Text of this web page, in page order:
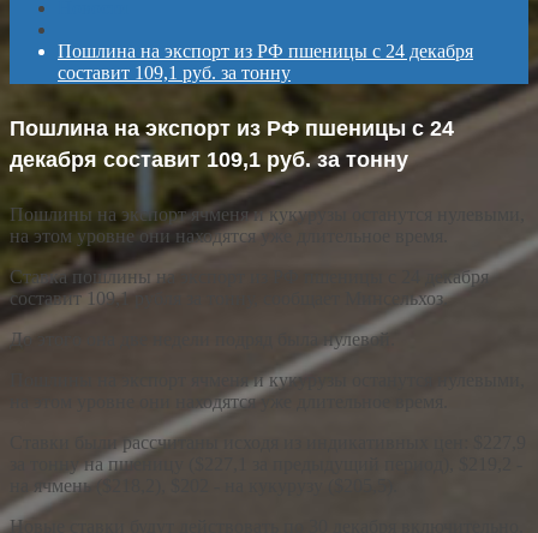
Пошлина на экспорт из РФ пшеницы с 24 декабря
составит 109,1 руб. за тонну
Пошлина на экспорт из РФ пшеницы с 24
декабря составит 109,1 руб. за тонну
Пошлины на экспорт ячменя и кукурузы останутся нулевыми,
на этом уровне они находятся уже длительное время.
Ставка пошлины на экспорт из РФ пшеницы с 24 декабря
составит 109,1 рубля за тонну, сообщает Минсельхоз.
До этого она две недели подряд была нулевой.
Пошлины на экспорт ячменя и кукурузы останутся нулевыми,
на этом уровне они находятся уже длительное время.
Ставки были рассчитаны исходя из индикативных цен: $227,9
за тонну на пшеницу ($227,1 за предыдущий период), $219,2 -
на ячмень ($218,2), $202 - на кукурузу ($205,5).
Новые ставки будут действовать по 30 декабря включительно.